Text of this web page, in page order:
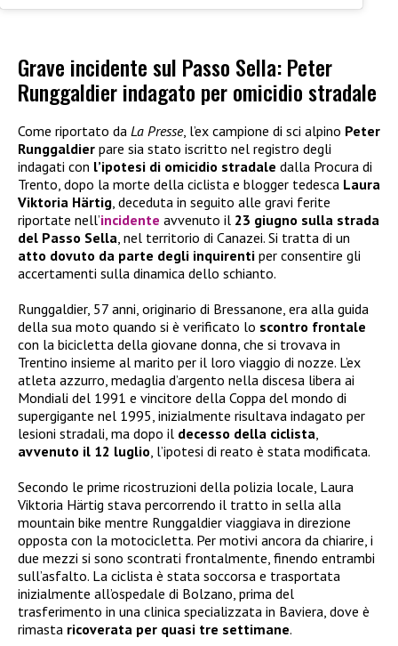
Grave incidente sul Passo Sella: Peter
Runggaldier indagato per omicidio stradale
Come riportato da La Presse, l’ex campione di sci alpino Peter
Runggaldier pare sia stato iscritto nel registro degli
indagati con l’ipotesi di omicidio stradale dalla Procura di
Trento, dopo la morte della ciclista e blogger tedesca Laura
Viktoria Härtig , deceduta in seguito alle gravi ferite
riportate nell’incidente avvenuto il 23 giugno sulla strada
del Passo Sella , nel territorio di Canazei. Si tratta di un
atto dovuto da parte degli inquirenti per consentire gli
accertamenti sulla dinamica dello schianto.
Runggaldier, 57 anni, originario di Bressanone, era alla guida
della sua moto quando si è verificato lo scontro frontale
con la bicicletta della giovane donna, che si trovava in
Trentino insieme al marito per il loro viaggio di nozze. L’ex
atleta azzurro, medaglia d’argento nella discesa libera ai
Mondiali del 1991 e vincitore della Coppa del mondo di
supergigante nel 1995, inizialmente risultava indagato per
lesioni stradali, ma dopo il decesso della ciclista
avvenuto il 12 luglio , l’ipotesi di reato è stata modificata.
Secondo le prime ricostruzioni della polizia locale, Laura
Viktoria Härtig stava percorrendo il tratto in sella alla
mountain bike mentre Runggaldier viaggiava in direzione
opposta con la motocicletta. Per motivi ancora da chiarire, i
due mezzi si sono scontrati frontalmente, finendo entrambi
sull’asfalto. La ciclista è stata soccorsa e trasportata
inizialmente all’ospedale di Bolzano, prima del
trasferimento in una clinica specializzata in Baviera, dove è
rimasta ricoverata per quasi tre settimane.